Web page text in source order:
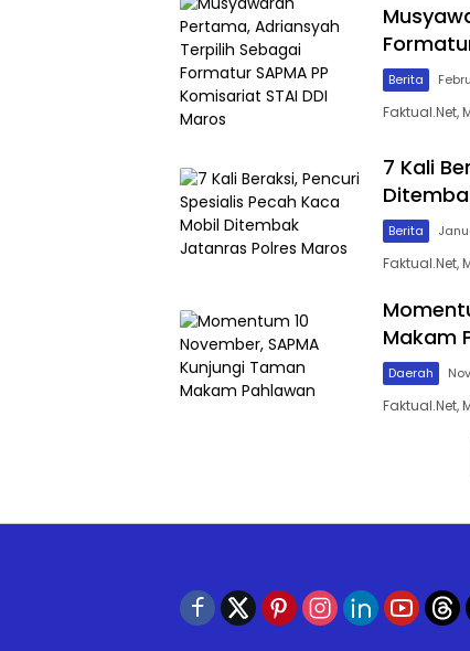
Berita
Faktual.Net,
7 Kali
Berita
Faktual.Net,
Makam
Daerah
Faktual.Net,